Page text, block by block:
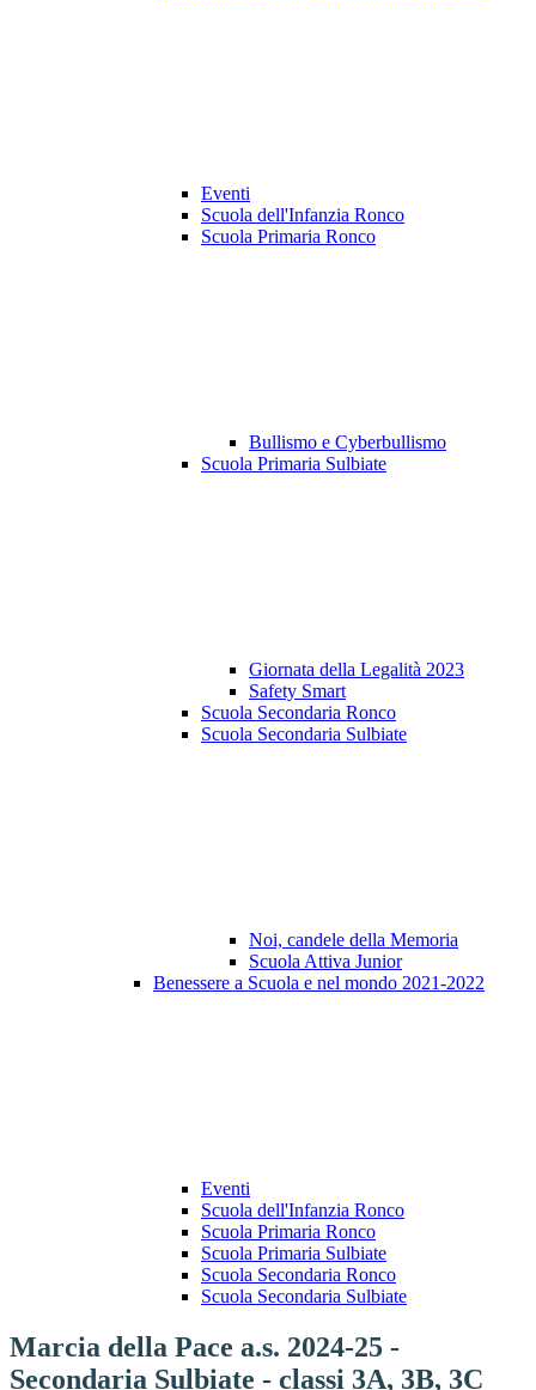
Eventi
Scuola dell'Infanzia Ronco
Scuola Primaria Ronco
Bullismo e Cyberbullismo
Scuola Primaria Sulbiate
Giornata della Legalità 2023
Safety Smart
Scuola Secondaria Ronco
Scuola Secondaria Sulbiate
Noi, candele della Memoria
Scuola Attiva Junior
Benessere a Scuola e nel mondo 2021-2022
Eventi
Scuola dell'Infanzia Ronco
Scuola Primaria Ronco
Scuola Primaria Sulbiate
Scuola Secondaria Ronco
Scuola Secondaria Sulbiate
Marcia della Pace a.s. 2024-25 -
Secondaria Sulbiate - classi 3A, 3B, 3C